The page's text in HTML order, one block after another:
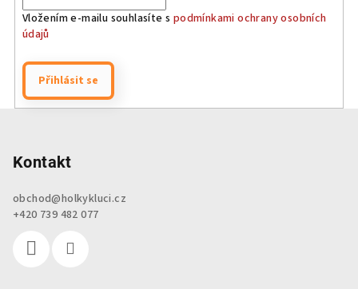
Vložením e-mailu souhlasíte s podmínkami ochrany osobních
údajů
Přihlásit se
Kontakt
obchod@holkykluci.cz
+420 739 482 077